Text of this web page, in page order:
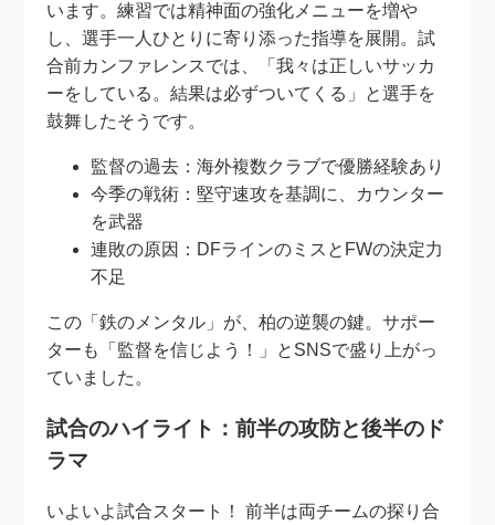
います。練習では精神面の強化メニューを増や
し、選手一人ひとりに寄り添った指導を展開。試
合前カンファレンスでは、「我々は正しいサッカ
ーをしている。結果は必ずついてくる」と選手を
鼓舞したそうです。
監督の過去：海外複数クラブで優勝経験あり
今季の戦術：堅守速攻を基調に、カウンター
を武器
連敗の原因：DFラインのミスとFWの決定力
不足
この「鉄のメンタル」が、柏の逆襲の鍵。サポー
ターも「監督を信じよう！」とSNSで盛り上がっ
ていました。
試合のハイライト：前半の攻防と後半のド
ラマ
いよいよ試合スタート！ 前半は両チームの探り合